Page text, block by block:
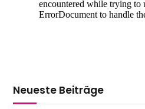
Neueste Beiträge